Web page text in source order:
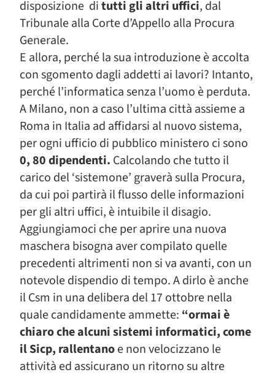
disposizione ditutti gli altri uffici, dal
Tribunale alla Corte d’Appello alla Procura
Generale.
E allora, perché la sua introduzione è accolta
con sgomento dagli addetti ai lavori? Intanto,
perché l’informatica senza l’uomo è perduta.
A Milano, non a caso l’ultima città assieme a
Roma in Italia ad affidarsi al nuovo sistema,
per ogni ufficio di pubblico ministero ci sono
0, 80 dipendenti. Calcolando che tutto il
carico del ‘sistemone’ graverà sulla Procura,
da cui poi partirà il flusso delle informazioni
per gli altri uffici, è intuibile il disagio.
Aggiungiamoci che per aprire una nuova
maschera bisogna aver compilato quelle
precedenti altrimenti non si va avanti, con un
notevole dispendio di tempo. A dirlo è anche
il Csm in una delibera del 17 ottobre nella
quale candidamente ammette: “ormai è
chiaro che alcuni sistemi informatici, come
il Sicp, rallentanoe non velocizzano le
attività ed assicurano un ritorno su altre